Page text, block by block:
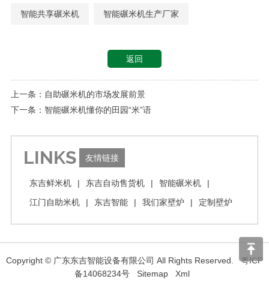
智能共享碾米机 智能碾米机生产厂家
返回
上一条：自助碾米机的市场发展前景
下一条：智能碾米机懂你的田园“米”语
LINKS 友情链接
东吉鲜米机 | 东吉自动售货机 | 智能碾米机
|
江门自助米机
| 东吉智能 | 我们家壁炉 | 定制壁炉
Copyright © 广东东吉智能设备有限公司 All Rights Reserved.粤ICP
备14068234号
Sitemap Xml